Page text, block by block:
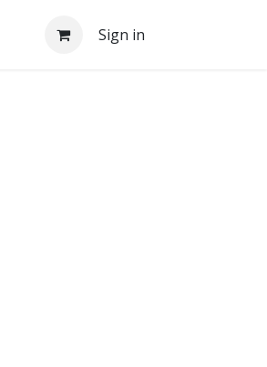
Sign in